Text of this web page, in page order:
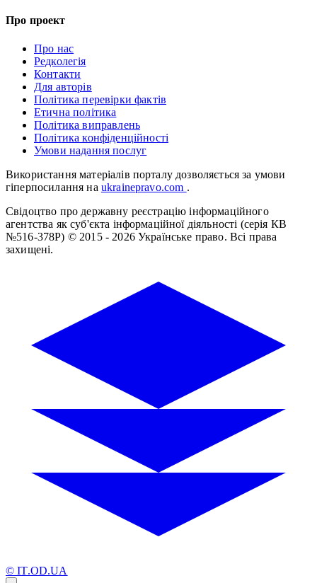
Про проект
Про нас
Редколегія
Контакти
Для авторів
Політика перевірки фактів
Етична політика
Політика виправлень
Політика конфіденційності
Умови надання послуг
Використання матеріалів порталу дозволяється за умови
гіперпосилання на ukrainepravo.com .
Свідоцтво про державну реєстрацію інформаційного
агентства як суб'єкта інформаційної діяльності (серія КВ
№516-378Р) © 2015 - 2026 Українське право. Всі права
захищені.
© IT.OD.UA